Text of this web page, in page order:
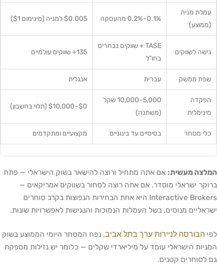
עמלת מניה
(ממוצע)
0.1%–0.2% מהעסקה $0.005 למניה (מינימום $1)
גישה לשווקים
TASE + שווקים נבחרים
בחו"ל
135+ שווקים עולמיים
שפת ממשק עברית אנגלית
הפקדה
מינימלית
5,000–10,000 שקל
(משתנה)
$0–$10,000 (תלוי בחשבון)
כלי מסחר בסיסיים עד בינוניים מקצועיים ומתקדמים
המלצה מעשית: אם אתה מתחיל ורוצה להישאר בשוק הישראלי — פתח
ברוקר ישראלי מוסדר. אם אתה רוצה לסחור בשווקים אמריקאים —
Interactive Brokers היא אחת הבחירות הנפוצות בקרב סוחרים
ישראליים מנוסים, בשל העמלות הנמוכות והנגישות לאפשרויות שונות.
לפי הבורסה לניירות ערך בתל אביב, נפח המסחר היומי הממוצע בשוק
המניות הישראלי עומד על מיליארדי שקלים — כלומר יש נזילות מספקת
גם לסוחרים קטנים.